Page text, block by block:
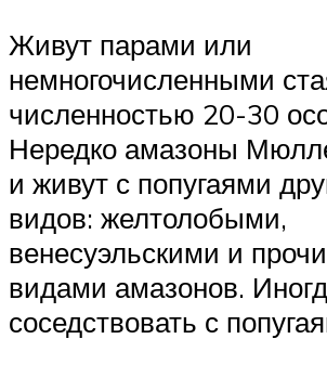
Живут парами или
немногочисленными
численностью 20-30
Нередко амазоны
и живут с попугаями
видов: желтолобыми,
венесуэльскими и
видами амазонов.
соседствовать с